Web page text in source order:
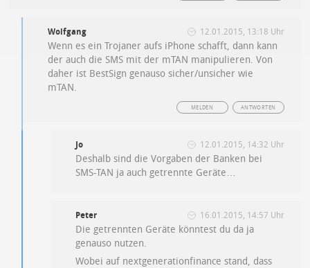
Wolfgang 12.01.2015, 13:18 Uhr
Wenn es ein Trojaner aufs iPhone schafft, dann kann
der auch die SMS mit der mTAN manipulieren. Von
daher ist BestSign genauso sicher/unsicher wie
mTAN.
ANTWORTEN
MELDEN
Jo 12.01.2015, 14:32 Uhr
Deshalb sind die Vorgaben der Banken bei
SMS-TAN ja auch getrennte Geräte…
Peter 16.01.2015, 14:57 Uhr
Die getrennten Geräte könntest du da ja
genauso nutzen.
Wobei auf nextgenerationfinance stand, dass